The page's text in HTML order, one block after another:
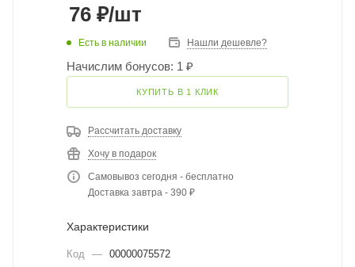
76 ₽/шт
Есть в наличии Нашли дешевле?
Начислим бонусов: 1 ₽
КУПИТЬ В 1 КЛИК
Рассчитать доставку
Хочу в подарок
Самовывоз сегодня - бесплатно
Доставка завтра - 390 ₽
Характеристики
Код — 00000075572